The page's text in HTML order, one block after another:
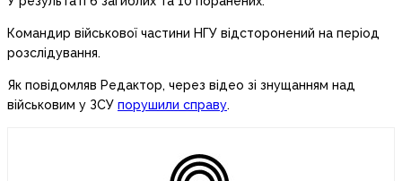
Командир військової частини НГУ відсторонений на період
розслідування.
Як повідомляв Редактор, через відео зі знущанням над
військовим у ЗСУ порушили справу.